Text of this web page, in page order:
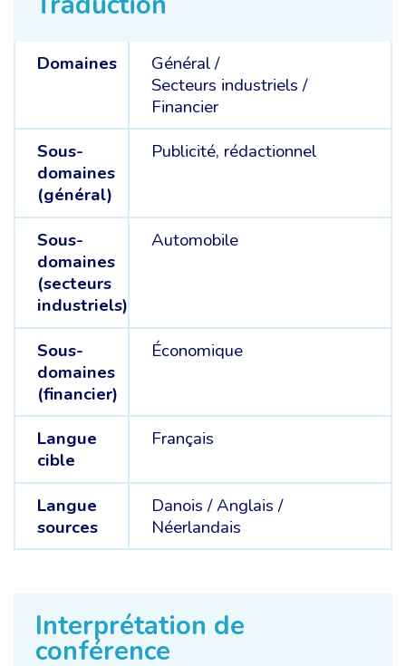
Domaines
Général /
Secteurs industriels /
Financier
Sous-
domaines
(général)
Publicité, rédactionnel
Sous-
domaines
(secteurs
industriels)
Automobile
Sous-
domaines
(financier)
Économique
Langue
cible
Français
Langue
sources
Danois /Anglais /
Néerlandais
Interprétation de
conférence